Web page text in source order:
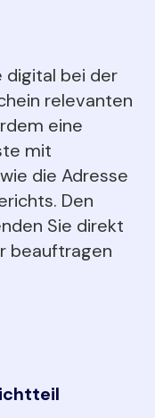
digital bei der
relevanten
eine
mit
die Adresse
Den
Sie direkt
beauftragen